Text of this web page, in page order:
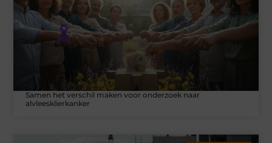
Samen het verschil maken voor onderzoek naar
alvleesklierkanker